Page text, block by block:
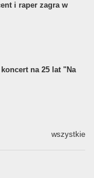
i raper zagra w
na 25 lat "Na
wszystkie